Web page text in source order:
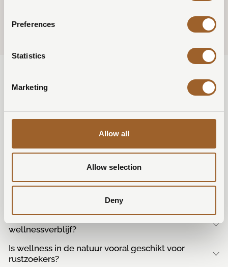
Preferences
Statistics
Marketing
Allow all
Allow selection
Deny
Is een wellnessverblijf doordeweeks rustiger dan
Wat wordt bedoeld met wellness bij Dutchen?
Is een wellnessverblijf geschikt voor elk seizoen?
wellnessverblijf?
Is wellness in de natuur vooral geschikt voor
rustzoekers?